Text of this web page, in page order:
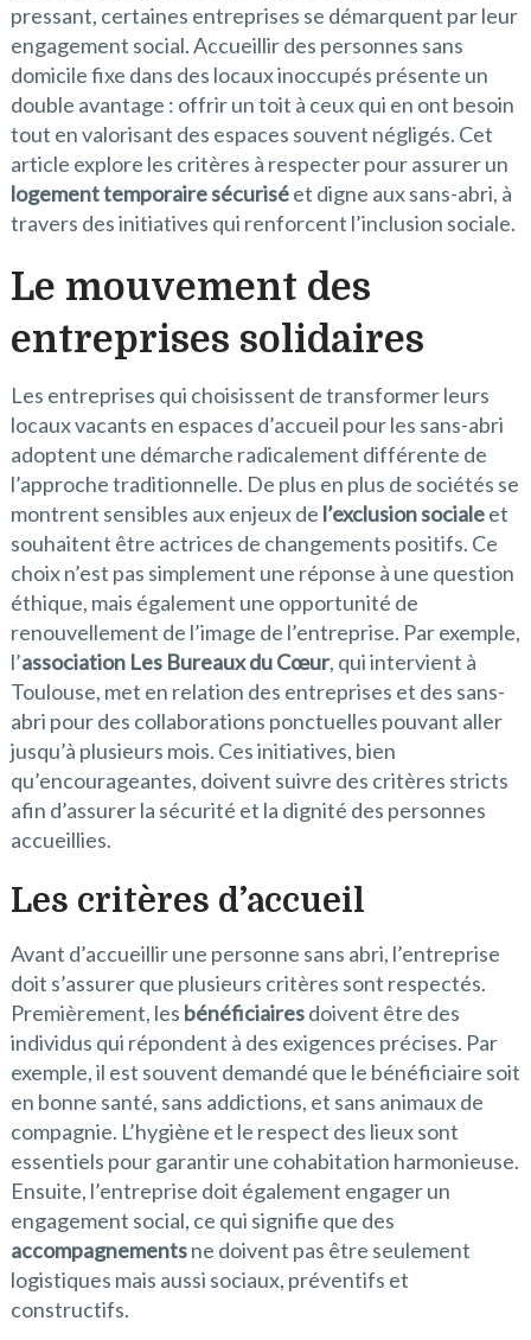
pressant, certaines entreprises se démarquent par leur
engagement social. Accueillir des personnes sans
domicile fixe dans des locaux inoccupés présente un
double avantage : offrir un toit à ceux qui en ont besoin
tout en valorisant des espaces souvent négligés. Cet
article explore les critères à respecter pour assurer un
logement temporaire sécuriséet digne aux sans-abri, à
travers des initiatives qui renforcent l’inclusion sociale.
Le mouvement des
entreprises solidaires
Les entreprises qui choisissent de transformer leurs
locaux vacants en espaces d’accueil pour les sans-abri
adoptent une démarche radicalement différente de
l’approche traditionnelle. De plus en plus de sociétés se
montrent sensibles aux enjeux de l’exclusion socialeet
souhaitent être actrices de changements positifs. Ce
choix n’est pas simplement une réponse à une question
éthique, mais également une opportunité de
renouvellement de l’image de l’entreprise. Par exemple,
l’association Les Bureaux du Cœur, qui intervient à
Toulouse, met en relation des entreprises et des sans-
abri pour des collaborations ponctuelles pouvant aller
jusqu’à plusieurs mois. Ces initiatives, bien
qu’encourageantes, doivent suivre des critères stricts
afin d’assurer la sécurité et la dignité des personnes
accueillies.
Les critères d’accueil
Avant d’accueillir une personne sans abri, l’entreprise
doit s’assurer que plusieurs critères sont respectés.
Premièrement, les bénéficiairesdoivent être des
individus qui répondent à des exigences précises. Par
exemple, il est souvent demandé que le bénéficiaire soit
en bonne santé, sans addictions, et sans animaux de
compagnie. L’hygiène et le respect des lieux sont
essentiels pour garantir une cohabitation harmonieuse.
Ensuite, l’entreprise doit également engager un
engagement social, ce qui signifie que des
accompagnementsne doivent pas être seulement
logistiques mais aussi sociaux, préventifs et
constructifs.